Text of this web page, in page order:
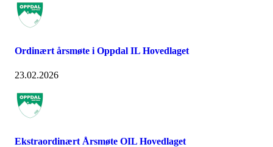
Ordinært årsmøte i Oppdal IL Hovedlaget
23.02.2026
Ekstraordinært Årsmøte OIL Hovedlaget